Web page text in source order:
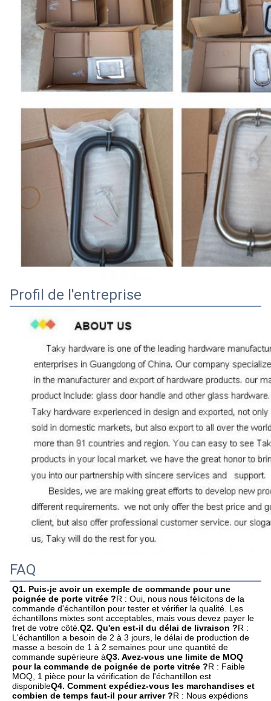
Profil de l'entreprise
FAQ
Q1. Puis-je avoir un exemple de commande pour une
poignée de porte vitrée ?R : Oui, nous nous félicitons de la
commande d'échantillon pour tester et vérifier la qualité. Les
échantillons mixtes sont acceptables, mais vous devez payer le
fret de votre côté. Q2. Qu'en est-il du délai de livraison ?R :
L'échantillon a besoin de 2 à 3 jours, le délai de production de
masse a besoin de 1 à 2 semaines pour une quantité de
commande supérieure àQ3. Avez-vous une limite de MOQ
pour la commande de poignée de porte vitrée ?R : Faible
MOQ, 1 pièce pour la vérification de l'échantillon est
disponibleQ4. Comment expédiez-vous les marchandises et
combien de temps faut-il pour arriver ?R : Nous expédions